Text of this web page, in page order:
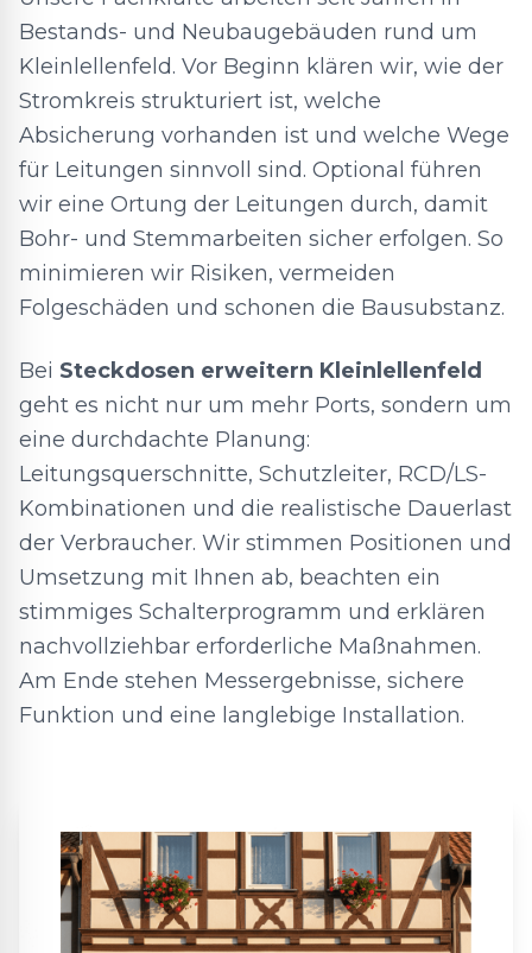
Bestands- und Neubaugebäuden rund um
Kleinlellenfeld. Vor Beginn klären wir, wie der
Stromkreis strukturiert ist, welche
Absicherung vorhanden ist und welche Wege
für Leitungen sinnvoll sind. Optional führen
wir eine Ortung der Leitungen durch, damit
Bohr- und Stemmarbeiten sicher erfolgen. So
minimieren wir Risiken, vermeiden
Folgeschäden und schonen die Bausubstanz.
Bei Steckdosen erweitern Kleinlellenfeld
geht es nicht nur um mehr Ports, sondern um
eine durchdachte Planung:
Leitungsquerschnitte, Schutzleiter, RCD/LS-
Kombinationen und die realistische Dauerlast
der Verbraucher. Wir stimmen Positionen und
Umsetzung mit Ihnen ab, beachten ein
stimmiges Schalterprogramm und erklären
nachvollziehbar erforderliche Maßnahmen.
Am Ende stehen Messergebnisse, sichere
Funktion und eine langlebige Installation.